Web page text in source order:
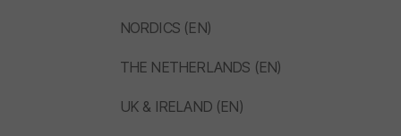
NORDICS (EN)
THE NETHERLANDS (EN)
UK & IRELAND (EN)